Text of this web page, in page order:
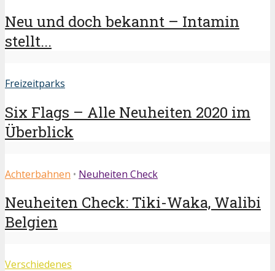
Neu und doch bekannt – Intamin
stellt...
Freizeitparks
Six Flags – Alle Neuheiten 2020 im
Überblick
Achterbahnen • Neuheiten Check
Neuheiten Check: Tiki-Waka, Walibi
Belgien
Verschiedenes